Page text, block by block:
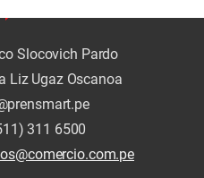
Slocovich Pardo
Liz Ugaz Oscanoa
311 6500